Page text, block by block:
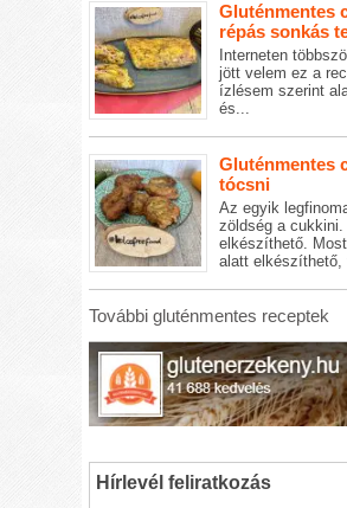
Gluténmentes
répás sonkás
Interneten
jött velem ez a
ízlésem szerint
és...
Gluténmentes
tócsni
Az egyik
zöldség a cukkini.
elkészíthető.
alatt elkészíthető,
További gluténmentes receptek
Hírlevél feliratkozás